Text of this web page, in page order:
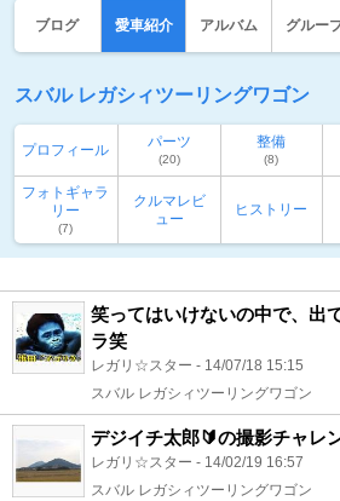
ブログ 愛車紹介 アルバム グルー
スバル レガシィツーリングワゴン
プロフィール パーツ
(20)
整備
(8)
フォトギャラ
リー
(7)
クルマレビ
ュー
ヒストリー
笑ってはいけないの中で、出
ラ笑
レガリ☆スター - 14/07/18 15:15
スバル レガシィツーリングワゴン
デジイチ太郎🔰の撮影チャレ
レガリ☆スター - 14/02/19 16:57
スバル レガシィツーリングワゴン